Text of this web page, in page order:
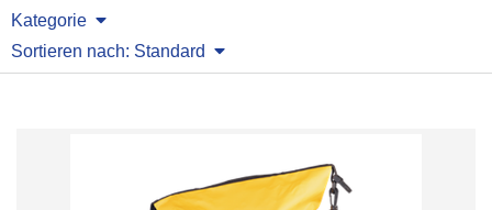
Kategorie
Sortieren nach: Standard